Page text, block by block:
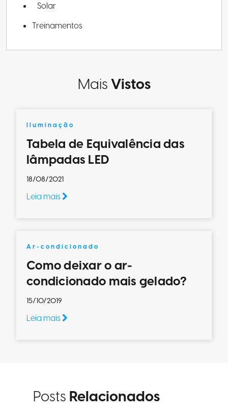
Solar
Treinamentos
MaisVistos
Iluminação
Tabela de Equivalência das
lâmpadas LED
18/08/2021
Leia mais
Ar-condicionado
Como deixar o ar-
condicionado mais gelado?
15/10/2019
Leia mais
Posts Relacionados